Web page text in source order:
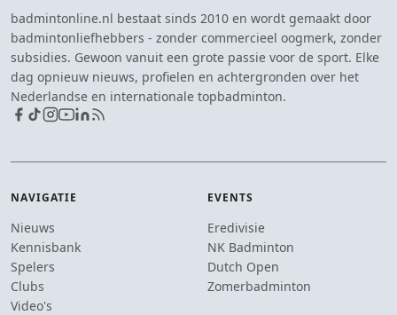
badmintonline.nl bestaat sinds 2010 en wordt gemaakt door
badmintonliefhebbers - zonder commercieel oogmerk, zonder
subsidies. Gewoon vanuit een grote passie voor de sport. Elke
dag opnieuw nieuws, profielen en achtergronden over het
Nederlandse en internationale topbadminton.
NAVIGATIE
Nieuws
Kennisbank
Spelers
Clubs
Video's
EVENTS
Eredivisie
NK Badminton
Dutch Open
Zomerbadminton